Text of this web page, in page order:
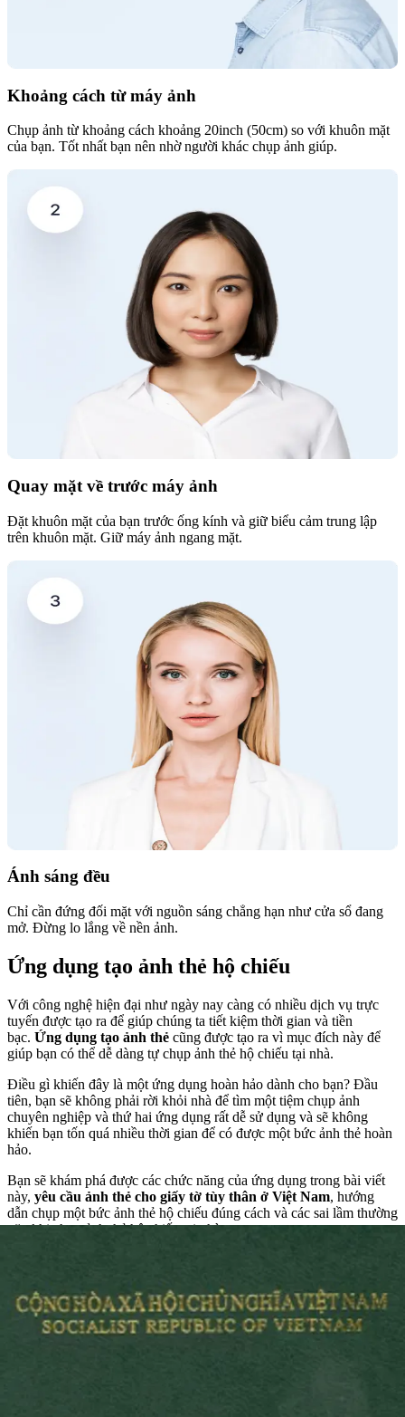
Khoảng cách từ máy ảnh
Chụp ảnh từ khoảng cách khoảng 20inch (50cm) so với khuôn mặt
của bạn. Tốt nhất bạn nên nhờ người khác chụp ảnh giúp.
Quay mặt về trước máy ảnh
Đặt khuôn mặt của bạn trước ống kính và giữ biểu cảm trung lập
trên khuôn mặt. Giữ máy ảnh ngang mặt.
Ánh sáng đều
Chỉ cần đứng đối mặt với nguồn sáng chẳng hạn như cửa sổ đang
mở. Đừng lo lắng về nền ảnh.
Ứng dụng tạo ảnh thẻ hộ chiếu
Với công nghệ hiện đại như ngày nay càng có nhiều dịch vụ trực
tuyến được tạo ra để giúp chúng ta tiết kiệm thời gian và tiền
bạc. Ứng dụng tạo ảnh thẻ cũng được tạo ra vì mục đích này để
giúp bạn có thể dễ dàng tự chụp ảnh thẻ hộ chiếu tại nhà.
Điều gì khiến đây là một ứng dụng hoàn hảo dành cho bạn? Đầu
tiên, bạn sẽ không phải rời khỏi nhà để tìm một tiệm chụp ảnh
chuyên nghiệp và thứ hai ứng dụng rất dễ sử dụng và sẽ không
khiến bạn tốn quá nhiều thời gian để có được một bức ảnh thẻ hoàn
hảo.
Bạn sẽ khám phá được các chức năng của ứng dụng trong bài viết
này, yêu cầu ảnh thẻ cho giấy tờ tùy thân ở Việt Nam, hướng
dẫn chụp một bức ảnh thẻ hộ chiếu đúng cách và các sai lầm thường
gặp khi chụp ảnh thẻ hộ chiếu tại nhà.
Ảnh thẻ hộ chiếu Việt Nam
có chứa ảnh thẻ của công dân vì mục
lưu ý khi chụp ảnh hộ chiếu: